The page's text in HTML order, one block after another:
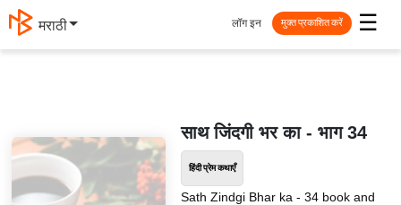
मराठी ☰
लॉग इन मुक्त प्रकाशित करें
साथ जिंदगी भर का - भाग 34
हिंदी प्रेम कथाएँ
Sath Zindgi Bhar ka - 34 book and